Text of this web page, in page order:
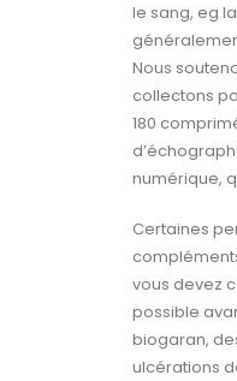
le sang, eg
Nous
collectons
180
numérique,
Certaines
vous devez
possible
biogaran,
ulcérations